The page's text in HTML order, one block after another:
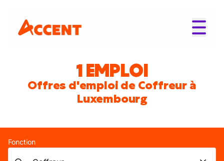
1 EMPLOI
Offres d'emploi de Coffreur à
Luxembourg
Fonction